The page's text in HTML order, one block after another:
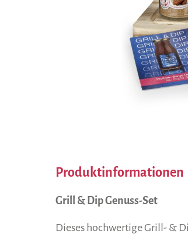
Produktinformationen
Grill & Dip Genuss-Set
Dieses hochwertige Grill- &